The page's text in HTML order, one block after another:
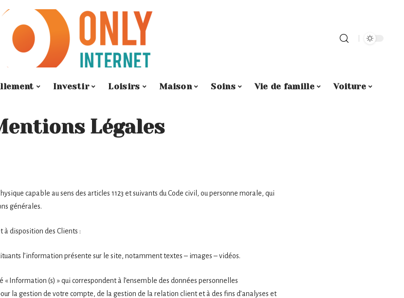
Investir Loisirs Maison Soins Vie de famille Voiture
Légales
capable au sens des articles 1123 et suivants du Code civil, ou personne morale, qui
générales.
à disposition des Clients :
l’information présente sur le site, notamment textes – images – vidéos.
« Information (s) » qui correspondent à l’ensemble des données personnelles
la gestion de votre compte, de la gestion de la relation client et à des fins d’analyses et